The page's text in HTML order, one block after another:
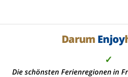
Darum Enjoy
✓
Die schönsten Ferienregionen in